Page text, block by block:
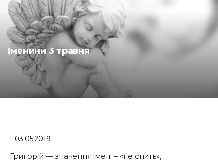
Іменини 3 травня
03.05.2019
Григорій — значення імені – «не спить»,